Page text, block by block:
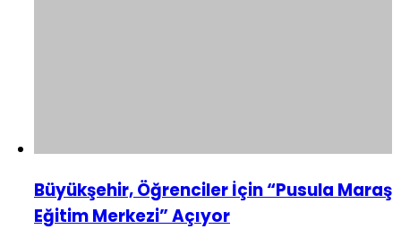
Büyükşehir, Öğrenciler İçin “Pusula Maraş
Eğitim Merkezi” Açıyor